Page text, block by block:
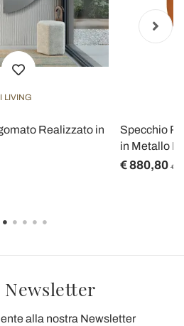
LIVING
Realizzato in
Specchio
in Metallo
€ 880,80 €
Newsletter
alla nostra Newsletter